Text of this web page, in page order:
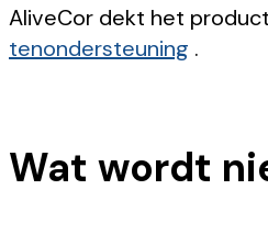
AliveCor dekt het
tenondersteuning .
Wat wordt